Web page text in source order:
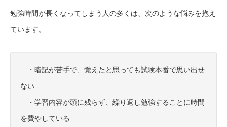
勉強時間が長くなってしまう人の多くは、次のような悩みを抱え
ています。
・暗記が苦手で、覚えたと思っても試験本番で思い出せ
ない
・学習内容が頭に残らず、繰り返し勉強することに時間
を費やしている